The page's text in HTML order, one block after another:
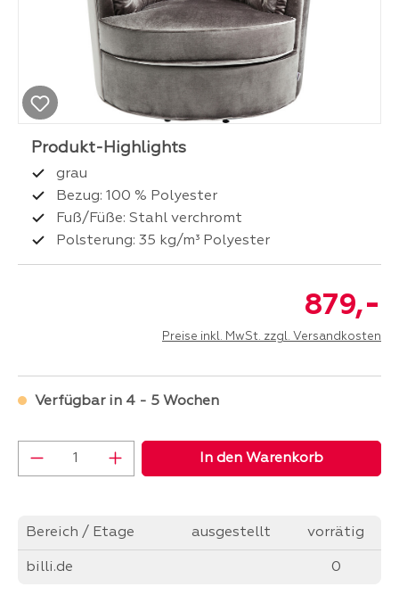
grau
Bezug: 100 % Polyester
Fuß/Füße: Stahl verchromt
Polsterung: 35 kg/m³ Polyester
879,-
Preise inkl. MwSt. zzgl. Versandkosten
Verfügbar in 4 - 5 Wochen
Produkt Anzahl: Gib den gewünschten
In den Warenkorb
Bereich / Etage ausgestellt vorrätig
billi.de 0